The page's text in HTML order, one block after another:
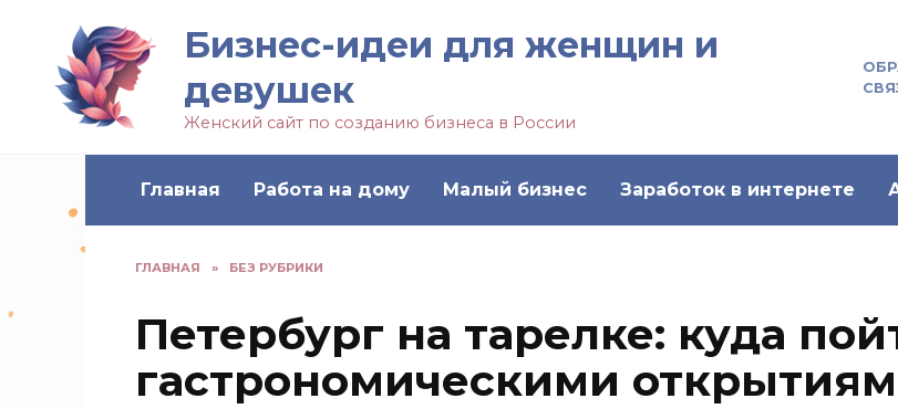
Бизнес-идеи для женщин и
девушек
Женский сайт по созданию бизнеса в России
Главная Работа на дому Малый бизнес Заработок в интернете
ГЛАВНАЯ » БЕЗ РУБРИКИ
Петербург на тарелке: куда
гастрономическими